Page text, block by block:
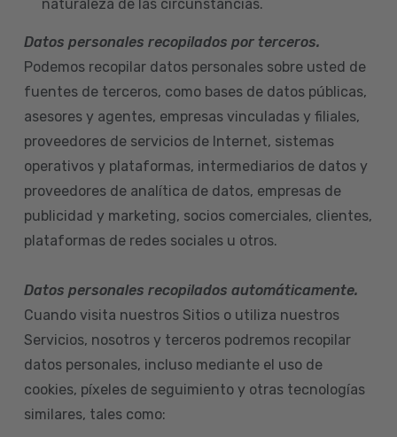
naturaleza de las circunstancias.
Datos personales recopilados por terceros.
Podemos recopilar datos personales sobre usted de
fuentes de terceros, como bases de datos públicas,
asesores y agentes, empresas vinculadas y filiales,
proveedores de servicios de Internet, sistemas
operativos y plataformas, intermediarios de datos y
proveedores de analítica de datos, empresas de
publicidad y marketing, socios comerciales, clientes,
plataformas de redes sociales u otros.
Datos personales recopilados automáticamente.
Cuando visita nuestros Sitios o utiliza nuestros
Servicios, nosotros y terceros podremos recopilar
datos personales, incluso mediante el uso de
cookies, píxeles de seguimiento y otras tecnologías
similares, tales como: